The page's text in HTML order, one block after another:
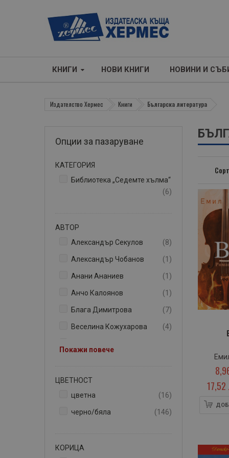
КНИГИ НОВИ КНИГИ НОВИНИ И
Издателство Хермес Книги Българска литература
17,52
Опции за пазаруване
КАТЕГОРИЯ
Библиотека „Седемте хълма“
6артикули
АВТОР
Александър Секулов
8артикули
Александър Чобанов 1 артикул
Анани Ананиев 1 артикул
Анчо Калоянов 1 артикул
Блага Димитрова 7артикули
Веселина Кожухарова 4артикули
Георги Константинов
Георги Мишев 5артикули
Деметра Дулева 3артикули
Дора Габе
Покажи повече
ЦВЕТНОСТ
цветна
16артикули
черно/бяла 146артикули
КОРИЦА